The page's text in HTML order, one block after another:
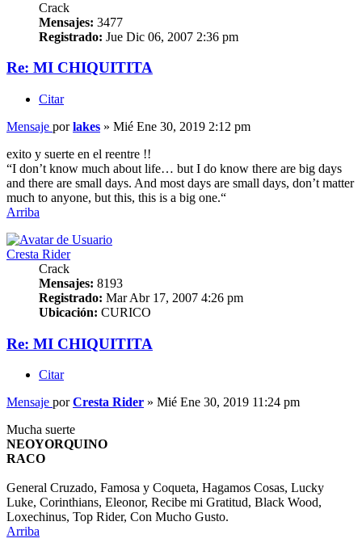
Crack
Mensajes: 3477
Registrado: Jue Dic 06, 2007 2:36 pm
Re: MI CHIQUITITA
Citar
Mensaje porlakes » Mié Ene 30, 2019 2:12 pm
exito y suerte en el reentre !!
“I don’t know much about life… but I do know there are big days
and there are small days. And most days are small days, don’t matter
much to anyone, but this, this is a big one.“
Arriba
Cresta Rider
Crack
Mensajes: 8193
Registrado: Mar Abr 17, 2007 4:26 pm
Ubicación: CURICO
Re: MI CHIQUITITA
Citar
Mensaje porCresta Rider » Mié Ene 30, 2019 11:24 pm
Mucha suerte
NEOYORQUINO
RACO
General Cruzado, Famosa y Coqueta, Hagamos Cosas, Lucky
Luke, Corinthians, Eleonor, Recibe mi Gratitud, Black Wood,
Loxechinus, Top Rider, Con Mucho Gusto.
Arriba